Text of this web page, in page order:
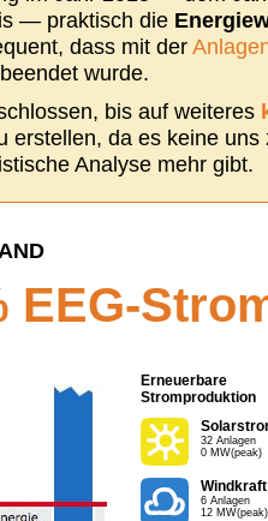
— praktisch die
dass mit der
wurde.
bis auf weiteres
erstellen, da es keine
Analyse mehr gibt.
EEG-
Erneuerbare
Stromproduktion
32 Anlagen
0 MW(peak)
Windkraft
6 Anlagen
12 MW(peak)